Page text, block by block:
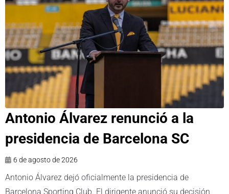
Antonio Álvarez renunció a la
presidencia de Barcelona SC
6 de agosto de 2026
Antonio Álvarez dejó oficialmente la presidencia de
Barcelona Sporting Club. El dirigente anunció su decisión